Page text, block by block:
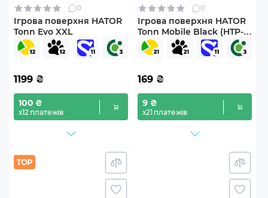
0
Ігрова поверхня HATOR
Tonn Evo XXL
1199 ₴
100 ₴
х12 платежів
0
Ігрова поверхня HATOR
Tonn Mobile Black (HTP-
1000)
169 ₴
9 ₴
х21 платежів